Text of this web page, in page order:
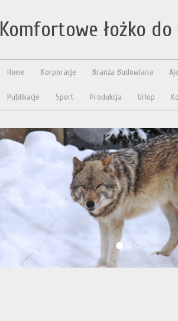
Komfortowe łożko
Home Korporacje Branża Budowlana
Publikacje Sport Produkcja Urlop